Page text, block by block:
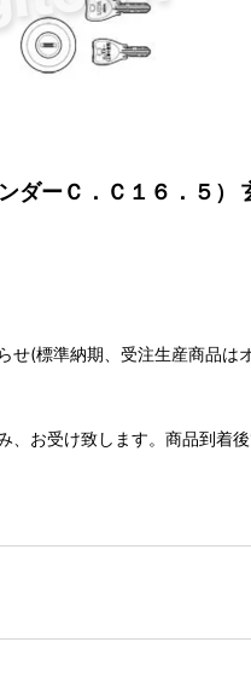
ダーＣ．Ｃ１６．５）
(標準納期、受注生産商品は
お受け致します。商品到着後